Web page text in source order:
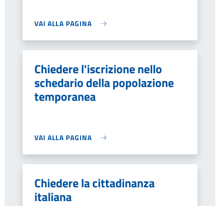
VAI ALLA PAGINA
Chiedere l'iscrizione nello
schedario della popolazione
temporanea
VAI ALLA PAGINA
Chiedere la cittadinanza
italiana